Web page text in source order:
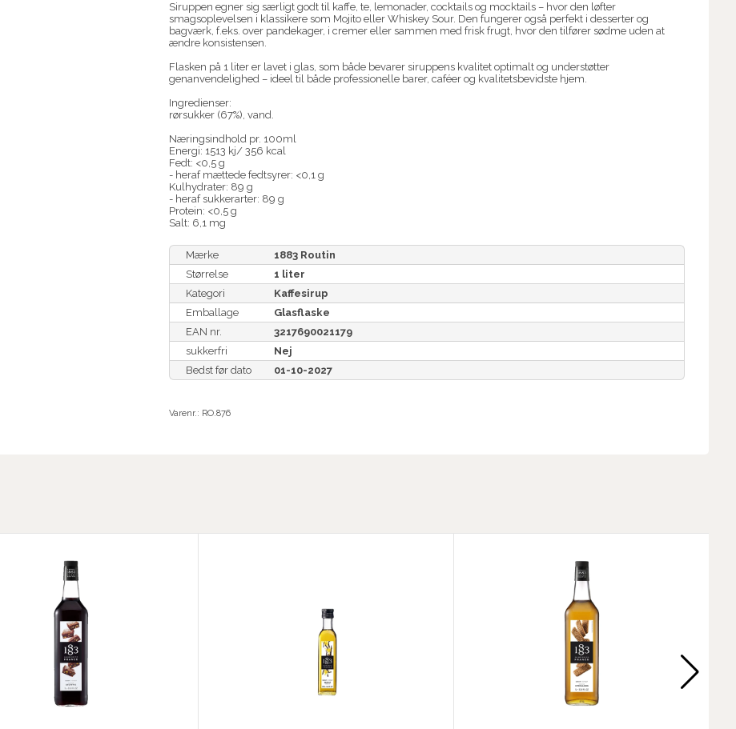
Siruppen egner sig særligt godt til kaffe, te, lemonader, cocktails og mocktails – hvor den løfter
smagsoplevelsen i klassikere som Mojito eller Whiskey Sour. Den fungerer også perfekt i desserter og
bagværk, f.eks. over pandekager, i cremer eller sammen med frisk frugt, hvor den tilfører sødme uden at
ændre konsistensen.
Flasken på 1 liter er lavet i glas, som både bevarer siruppens kvalitet optimalt og understøtter
genanvendelighed – ideel til både professionelle barer, caféer og kvalitetsbevidste hjem.
Ingredienser:
rørsukker (67%), vand.
Næringsindhold pr. 100ml
Energi: 1513 kj/ 356 kcal
Fedt: <0,5 g
- heraf mættede fedtsyrer: <0,1 g
Kulhydrater: 89 g
- heraf sukkerarter: 89 g
Protein: <0,5 g
Salt: 6,1 mg
Mærke
1883 Routin
Størrelse
1 liter
Kategori
Kaffesirup
Emballage
Glasflaske
EAN nr.
3217690021179
sukkerfri
Nej
Bedst før dato
01-10-2027
Varenr.: RO.876